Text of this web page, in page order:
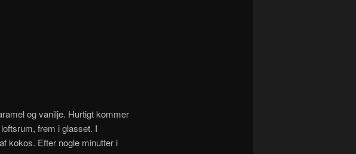
og vanilje. Hurtigt kommer
frem i glasset. I
kokos. Efter nogle minutter i